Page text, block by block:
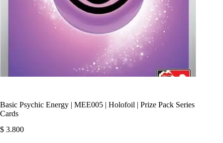
Basic Psychic Energy | MEE005 | Holofoil | Prize Pack Series
Cards
$ 3.800